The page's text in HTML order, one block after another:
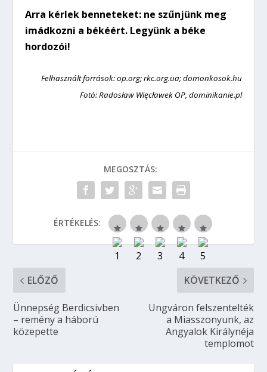
Arra kérlek benneteket: ne szűnjünk meg
imádkozni a békéért. Legyünk a béke
hordozói!
Felhasznált források:op.org;rkc.org.ua;domonkosok.hu
Fotó: Radosław Więcławek OP, dominikanie.pl
MEGOSZTÁS:
ÉRTÉKELÉS:
ELŐZŐ
Ünnepség Berdicsivben
– remény a háború
közepette
KÖVETKEZŐ
Ungváron felszentelték
a Miasszonyunk, az
Angyalok Királynéja
templomot